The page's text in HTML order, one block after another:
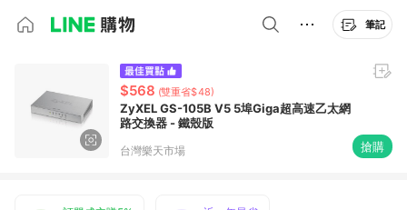
筆記
$568 (雙重省$48)
ZyXEL GS-105B V5 5埠Giga超高速乙太網
路交換器 - 鐵殼版
台灣樂天市場 搶購